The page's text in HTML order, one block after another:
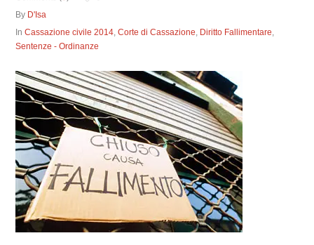
By D'Isa
InCassazione civile 2014,Corte di Cassazione, Diritto Fallimentare,
Sentenze - Ordinanze